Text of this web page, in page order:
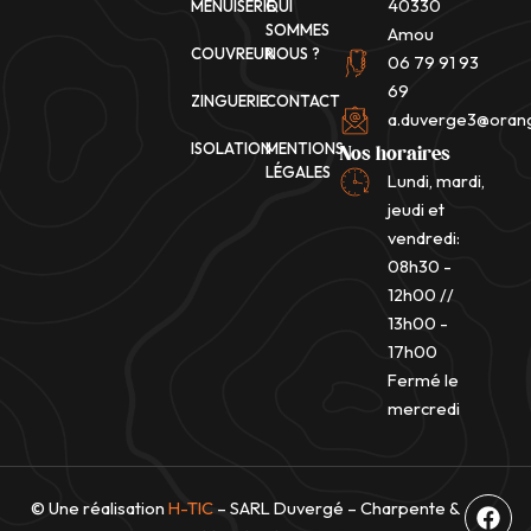
MENUISERIE
COUVREUR
ZINGUERIE
ISOLATION
QUI
SOMMES
NOUS ?
CONTACT
MENTIONS
LÉGALES
40330
Amou
06 79 91 93
69
Nos horaires
Lundi, mardi,
jeudi et
vendredi:
08h30 -
12h00 //
13h00 -
17h00
Fermé le
mercredi
© Une réalisation H-TIC– SARL Duvergé – Charpente &
F